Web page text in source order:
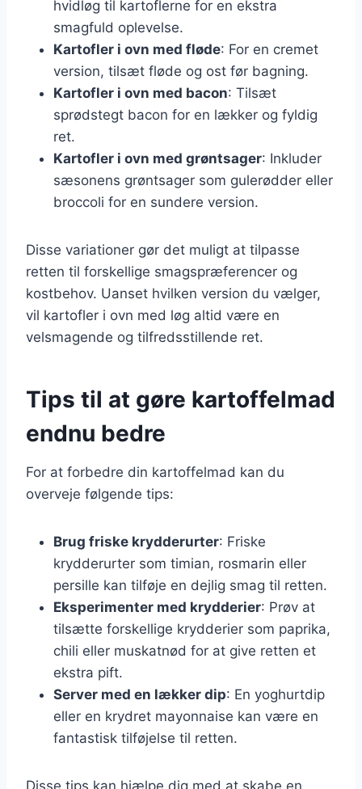
hvidløg til kartoflerne for en ekstra
smagfuld oplevelse.
Kartofler i ovn med fløde: For en cremet
version, tilsæt fløde og ost før bagning.
Kartofler i ovn med bacon: Tilsæt
sprødstegt bacon for en lækker og fyldig
ret.
Kartofler i ovn med grøntsager: Inkluder
sæsonens grøntsager som gulerødder eller
broccoli for en sundere version.
Disse variationer gør det muligt at tilpasse
retten til forskellige smagspræferencer og
kostbehov. Uanset hvilken version du vælger,
vil kartofler i ovn med løg altid være en
velsmagende og tilfredsstillende ret.
Tips til at gøre kartoffelmad
endnu bedre
For at forbedre din kartoffelmad kan du
overveje følgende tips:
Brug friske krydderurter: Friske
krydderurter som timian, rosmarin eller
persille kan tilføje en dejlig smag til retten.
Eksperimenter med krydderier: Prøv at
tilsætte forskellige krydderier som paprika,
chili eller muskatnød for at give retten et
ekstra pift.
Server med en lækker dip: En yoghurtdip
eller en krydret mayonnaise kan være en
fantastisk tilføjelse til retten.
Disse tips kan hjælpe dig med at skabe en